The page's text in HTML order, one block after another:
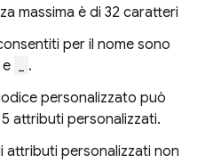
massima è di 32 caratteri
per il nome sono
e
.
personalizzato può
attributi personalizzati.
attributi personalizzati non